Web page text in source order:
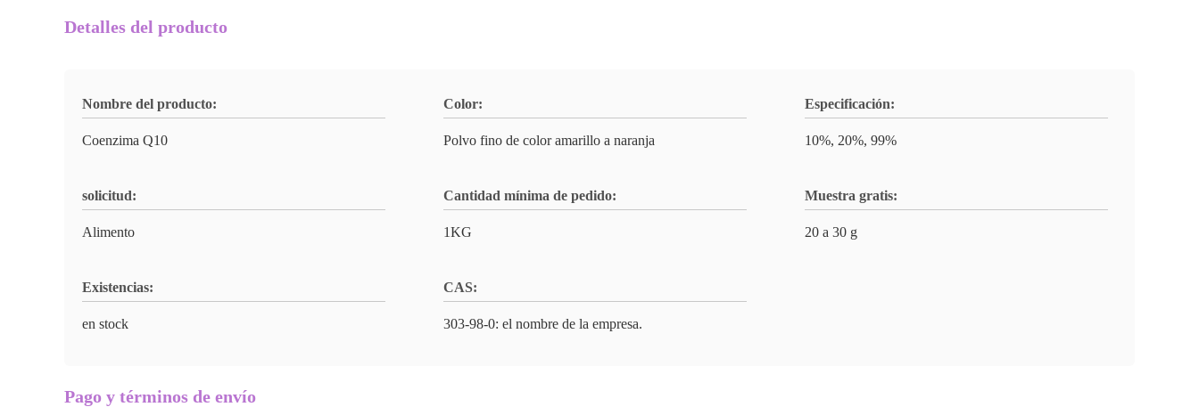
Detalles del producto
Nombre del producto:
Coenzima Q10
Color:
Polvo fino de color amarillo a naranja
Especificación:
10%, 20%, 99%
solicitud:
Alimento
Cantidad mínima de pedido:
1KG
Muestra gratis:
20 a 30 g
Existencias:
en stock
CAS:
303-98-0: el nombre de la empresa.
Pago y términos de envío